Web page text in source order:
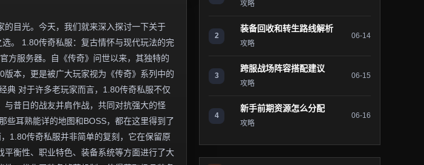
目光。今天，我们就来深入探讨一下关于
。 1.80传奇私服：复古情怀与现代玩法的完
方服务器。自《传奇》问世以来，其独特的
本，更是被广大玩家视为《传奇》系列中的
典 对于许多老玩家而言，1.80传奇私服不仅
昔日的战友并肩作战，共同对抗强大的怪
些耳熟能详的地图和BOSS，都在这里得到了
1.80传奇私服并非简单的复刻，它在保留原
衡性、职业特色、装备系统等方面进行了大
攻略
2
装备回收和转生路线解析
攻略
06-14
3
跨服战场阵容搭配建议
攻略
06-15
4
新手前期资源怎么分配
攻略
06-16